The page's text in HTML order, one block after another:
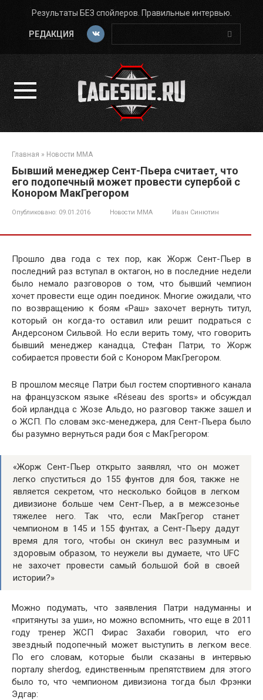
Перейти
контенту
Результаты БЕЗ спойлеров. Правильные интервью.
РЕДАКЦИЯ
Поиск:
Главная » Новости ММА
Бывший менеджер Сент-Пьера считает, что
его подопечный может провести супербой с
Конором МакГрегором
Опубликовано: 09.01.2016 Новости ММА Иван Синютин
Прошло два года с тех пор, как Жорж Сент-Пьер в
последний раз вступал в октагон, но в последние недели
было немало разговоров о том, что бывший чемпион
хочет провести еще один поединок. Многие ожидали, что
по возвращению к боям «Раш» захочет вернуть титул,
который он когда-то оставил или решит подраться с
Андерсоном Сильвой. Но если верить тому, что говорить
бывший менеджер канадца, Стефан Патри, то Жорж
собирается провести бой с Конором МакГрегором.
В прошлом месяце Патри был гостем спортивного канала
на французском языке «Réseau des sports» и обсуждал
бой ирландца с Жозе Альдо, но разговор также зашел и
о ЖСП. По словам экс-менеджера, для Сент-Пьера было
бы разумно вернуться ради боя с МакГрегором:
«Жорж Сент-Пьер открыто заявлял, что он может
легко спуститься до 155 фунтов для боя, также не
является секретом, что несколько бойцов в легком
дивизионе больше чем Сент-Пьер, а в межсезонье
тяжелее него. Так что, если МакГрегор станет
чемпионом в 145 и 155 фунтах, а Сент-Пьеру дадут
время для того, чтобы он скинул вес разумным и
здоровым образом, то неужели вы думаете, что UFC
не захочет провести самый большой бой в своей
истории?»
Можно подумать, что заявления Патри надуманны и
«притянуты за уши», но можно вспомнить, что еще в 2011
году тренер ЖСП Фирас Захаби говорил, что его
звездный подопечный может выступить в легком весе.
По его словам, которые были сказаны в интервью
порталу sherdog, единственным препятствием для этого
было то, что чемпионом дивизиона тогда был Фрэнки
Эдгар: